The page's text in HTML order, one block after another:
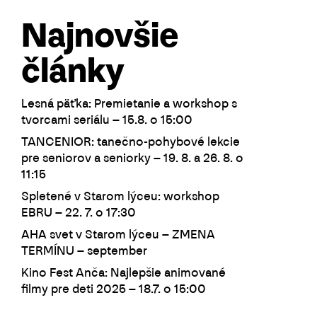
Najnovšie
články
Lesná päťka: Premietanie a workshop s
tvorcami seriálu – 15.8. o 15:00
TANCENIOR: tanečno-pohybové lekcie
pre seniorov a seniorky – 19. 8. a 26. 8. o
11:15
Spletené v Starom lýceu: workshop
EBRU – 22. 7. o 17:30
AHA svet v Starom lýceu – ZMENA
TERMÍNU – september
Kino Fest Anča: Najlepšie animované
filmy pre deti 2025 – 18.7. o 15:00